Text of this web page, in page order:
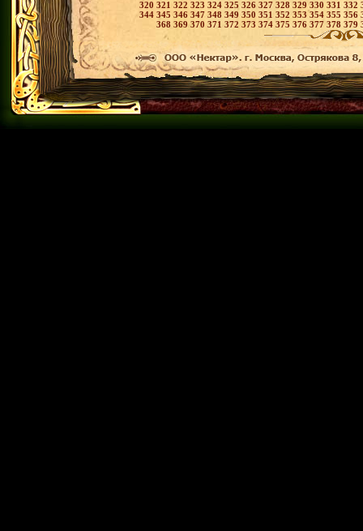
320 321 322 323 324 325 326 327 328 329 330 331 332
344 345 346 347 348 349 350 351 352 353354 355 356
368 369 370 371 372 373 374 375 376 377 378 379